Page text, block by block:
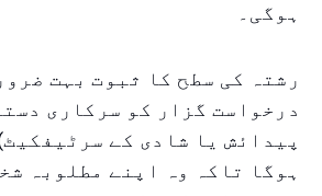
ہوگی۔
رشتہ کی سطح کا ثبوت بہت
درخواست گزار کو سرکاری
پیدائش یا شادی کے
ہوگا تاکہ وہ اپنے مطلوبہ